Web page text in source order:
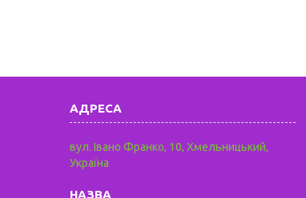
вул. Івано Франко, 10, Хмельницький,
Україна